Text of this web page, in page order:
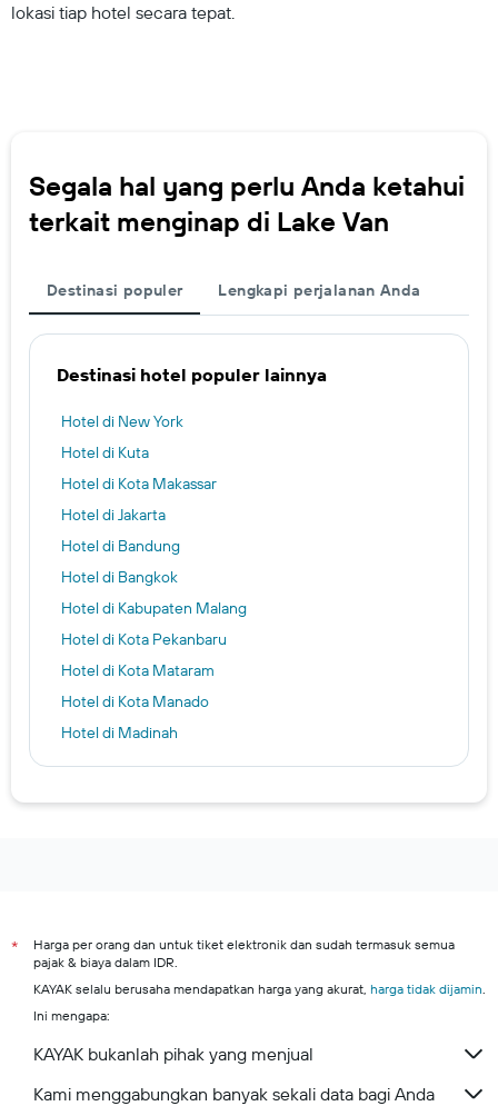
lokasi tiap hotel secara tepat.
Segala hal yang perlu Anda ketahui
terkait menginap di Lake Van
Destinasi populer Lengkapi perjalanan Anda
Destinasi hotel populer lainnya
Hotel di New York
Hotel di Kuta
Hotel di Kota Makassar
Hotel di Jakarta
Hotel di Bandung
Hotel di Bangkok
Hotel di Kabupaten Malang
Hotel di Kota Pekanbaru
Hotel di Kota Mataram
Hotel di Kota Manado
Hotel di Madinah
Hotel di Urayasu
Hotel di Los Angeles
Denpasar hotels
Kota Bekasi hotels
Kota Bogor hotels
Kota Medan hotels
*
Harga per orang dan untuk tiket elektronik dan sudah termasuk semua
pajak & biaya dalam IDR.
KAYAK selalu berusaha mendapatkan harga yang akurat, harga tidak dijamin.
Ini mengapa:
KAYAK bukanlah pihak yang menjual
Kami menggabungkan banyak sekali data bagi Anda